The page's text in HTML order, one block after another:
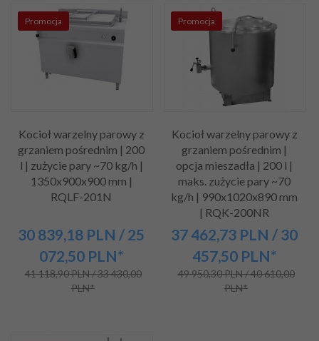
Promocja
Kocioł warzelny parowy z
grzaniem pośrednim | 200
l | zużycie pary ~70 kg/h |
1350x900x900 mm |
RQLF-201N
30 839,18 PLN / 25
072,50 PLN*
41 118,90 PLN / 33 430,00
PLN*
Promocja
Kocioł warzelny parowy z
grzaniem pośrednim |
opcja mieszadła | 200 l |
maks. zużycie pary ~70
kg/h | 990x1020x890 mm
| RQK-200NR
37 462,73 PLN / 30
457,50 PLN*
49 950,30 PLN / 40 610,00
PLN*